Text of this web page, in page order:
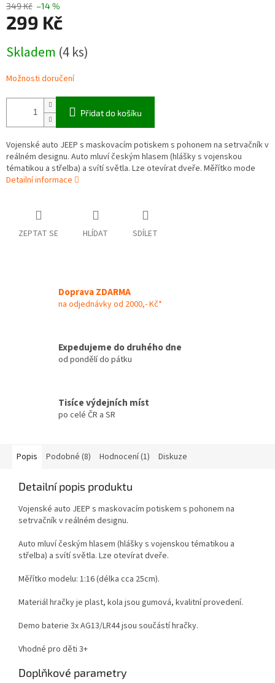
349 Kč –14 %
299 Kč
cena:
Skladem (4 ks)
Možnosti doručení
Přidat do košíku
Vojenské auto JEEP s maskovacím potiskem s pohonem na setrvačník v
reálném designu. Auto mluví českým hlasem (hlášky s vojenskou
tématikou a střelba) a svítí světla. Lze otevírat dveře. Měřítko mode
Detailní informace
ZEPTAT SE HLÍDAT SDÍLET
Doprava ZDARMA
na odjednávky od 2000,- Kč*
Expedujeme do druhého dne
od pondělí do pátku
Tisíce výdejních míst
po celé ČR a SR
Popis Podobné (8) Hodnocení (1) Diskuze
Detailní popis produktu
Vojenské auto JEEP s maskovacím potiskem s pohonem na
setrvačník v reálném designu.
Auto mluví českým hlasem (hlášky s vojenskou tématikou a
střelba) a svítí světla. Lze otevírat dveře.
Měřítko modelu: 1:16 (délka cca 25cm).
Materiál hračky je plast, kola jsou gumová, kvalitní provedení.
Demo baterie 3x AG13/LR44 jsou součástí hračky.
Vhodné pro děti 3+
Doplňkové parametry